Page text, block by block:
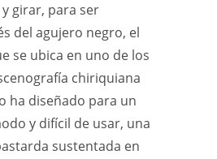
girar, para ser
del agujero negro, el
se ubica en uno de los
chiriquiana
ha diseñado para un
y difícil de usar, una
sustentada en